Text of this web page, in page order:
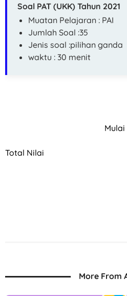
Soal PAT (UKK) Tahun 2021
Muatan Pelajaran : PAI
Jumlah Soal :35
Jenis soal :pilihan ganda
waktu : 30 menit
Mulai
Total Nilai
More From